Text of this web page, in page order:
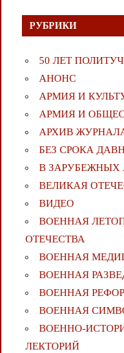
РУБРИКИ
50 ЛЕТ
АНОНС
АРМИЯ И
АРМИЯ И
АРХИВ
БЕЗ СРОКА
В ЗАРУБЕЖНЫХ
ВЕЛИКАЯ
ВИДЕО
ВОЕННАЯ
ОТЕЧЕСТВА
ВОЕННАЯ
ВОЕННАЯ
ВОЕННАЯ
ВОЕННАЯ
ВОЕННО-
ЛЕКТОРИЙ